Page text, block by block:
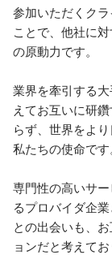
参加いただくク
ことで、他社に
の原動力です。
業界を牽引する
えてお互いに研
らず、世界をよ
私たちの使命です
専門性の高いサ
るプロバイダ企
との出会いも、
ョンだと考えてお